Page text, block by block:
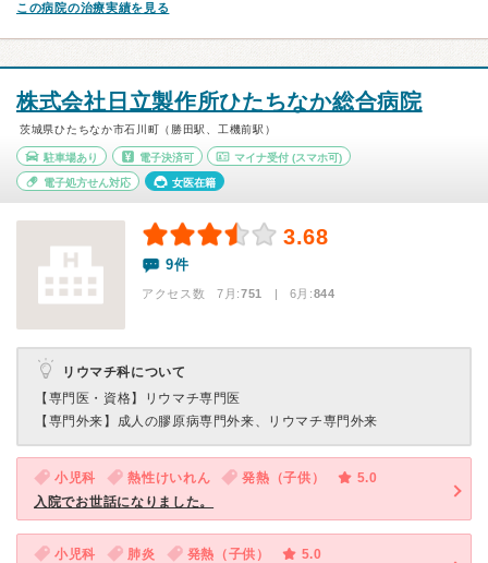
この病院の治療実績を見る
株式会社日立製作所ひたちなか総合病院
茨城県ひたちなか市石川町（勝田駅、工機前駅）
駐車場あり 電子決済可 マイナ受付 (スマホ可)
電子処方せん対応 女医在籍
3.68
9件
アクセス数 7月:751 | 6月:844
リウマチ科について
【専門医・資格】
リウマチ専門医
【専門外来】 成人の膠原病専門外来、リウマチ専門外来
小児科 熱性けいれん 発熱（子供）
5.0
入院でお世話になりました。
小児科 肺炎 発熱（子供）
5.0